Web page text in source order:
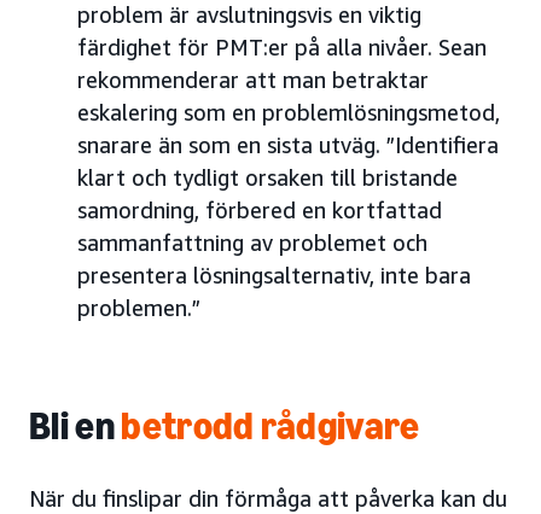
problem är avslutningsvis en viktig
färdighet för PMT:er på alla nivåer. Sean
rekommenderar att man betraktar
eskalering som en problemlösningsmetod,
snarare än som en sista utväg. ”Identifiera
klart och tydligt orsaken till bristande
samordning, förbered en kortfattad
sammanfattning av problemet och
presentera lösningsalternativ, inte bara
problemen.”
Bli enbetrodd rådgivare
När du finslipar din förmåga att påverka kan du